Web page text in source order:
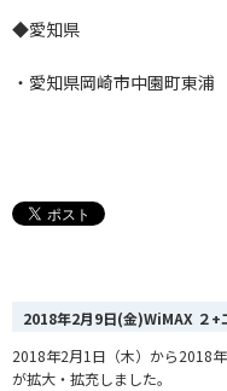
◆愛知県
・愛知県岡崎市中園町東
2018年2月9日(金)WiMAX ２+
2018年2月1日（木）から2018
が拡大・拡充しました。